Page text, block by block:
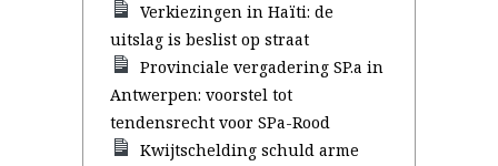
Verkiezingen in Haïti: de
uitslag is beslist op straat
Provinciale vergadering SP.a in
Antwerpen: voorstel tot
tendensrecht voor SPa-Rood
Kwijtschelding schuld arme